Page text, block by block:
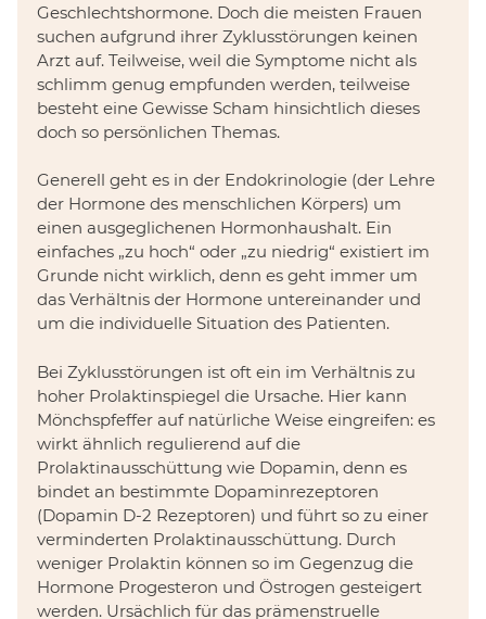
Geschlechtshormone. Doch die meisten Frauen
suchen aufgrund ihrer Zyklusstörungen keinen
Arzt auf. Teilweise, weil die Symptome nicht als
schlimm genug empfunden werden, teilweise
besteht eine Gewisse Scham hinsichtlich dieses
doch so persönlichen Themas.
Generell geht es in der Endokrinologie (der Lehre
der Hormone des menschlichen Körpers) um
einen ausgeglichenen Hormonhaushalt. Ein
einfaches „zu hoch“ oder „zu niedrig“ existiert im
Grunde nicht wirklich, denn es geht immer um
das Verhältnis der Hormone untereinander und
um die individuelle Situation des Patienten.
Bei Zyklusstörungen ist oft ein im Verhältnis zu
hoher Prolaktinspiegel die Ursache. Hier kann
Mönchspfeffer auf natürliche Weise eingreifen: es
wirkt ähnlich regulierend auf die
Prolaktinausschüttung wie Dopamin, denn es
bindet an bestimmte Dopaminrezeptoren
(Dopamin D-2 Rezeptoren) und führt so zu einer
verminderten Prolaktinausschüttung. Durch
weniger Prolaktin können so im Gegenzug die
Hormone Progesteron und Östrogen gesteigert
werden. Ursächlich für das prämenstruelle